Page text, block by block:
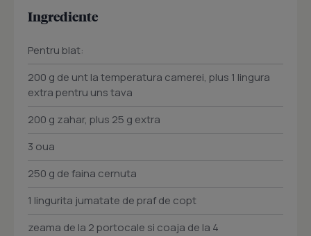
Ingrediente
Pentru blat:
200 g de unt la temperatura camerei, plus 1 lingura
extra pentru uns tava
200 g zahar, plus 25 g extra
3 oua
250 g de faina cernuta
1 lingurita jumatate de praf de copt
zeama de la 2 portocale si coaja de la 4